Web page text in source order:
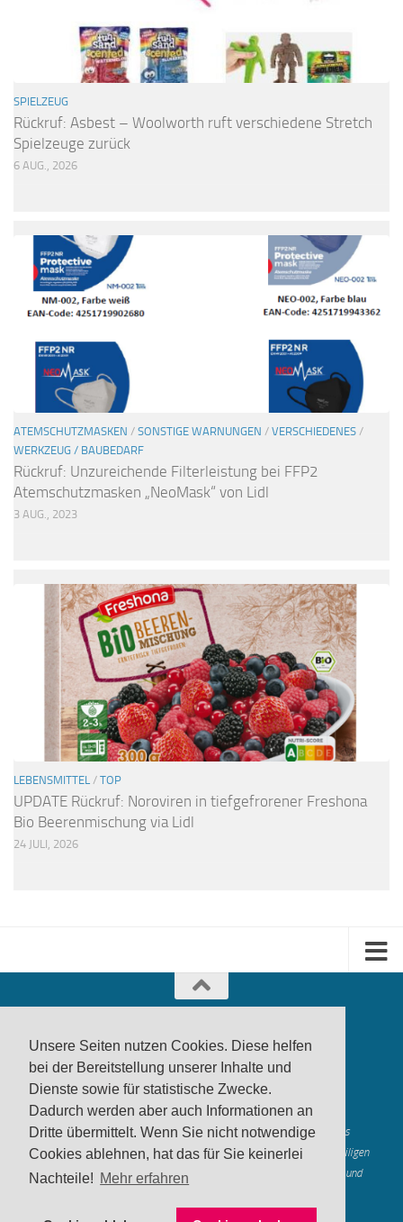
Unsere Seiten nutzen Cookies. Diese helfen
bei der Bereitstellung unserer Inhalte und
Dienste sowie für statistische Zwecke.
Dadurch werden aber auch Informationen an
Dritte übermittelt. Wenn Sie nicht notwendige
Cookies ablehnen, hat das für Sie keinerlei
Nachteile! Mehr erfahren
SPIELZEUG
Rückruf: Asbest – Woolworth ruft verschiedene Stretch
Spielzeuge zurück
6 AUG., 2026
ATEMSCHUTZMASKEN / SONSTIGE WARNUNGEN / VERSCHIEDENES /
WERKZEUG / BAUBEDARF
Rückruf: Unzureichende Filterleistung bei FFP2
Atemschutzmasken „NeoMask“ von Lidl
3 AUG., 2023
LEBENSMITTEL / TOP
UPDATE Rückruf: Noroviren in tiefgefrorener Freshona
Bio Beerenmischung via Lidl
24 JULI, 2026
produktwarnung.eu - 2007-2026
Made in Gerstetten |Medienzentrum Gerstetten
Alle genannten Marken, Warenzeichen und Logos innerhalb dieses
Medienangebotes sind durch die Marken- und Urheberechte der jeweiligen
Rechteinhaber geschützt, und dienen lediglich der Berichterstattung und